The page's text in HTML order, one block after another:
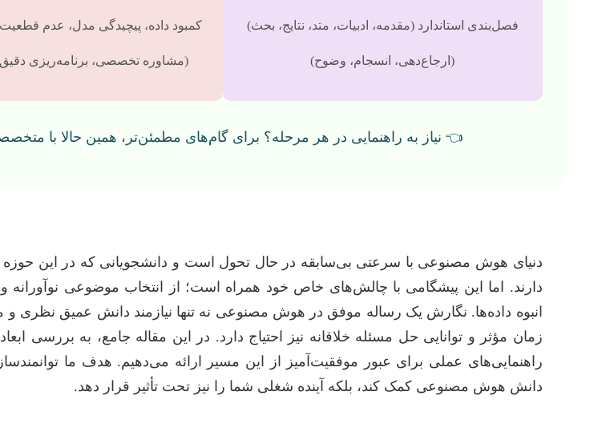
فصل‌بندی استاندارد (مقدمه، ادبیات، متد، نتایج، بحث)
(ارجاع‌دهی، انسجام، وضوح)
کمبود داده، پیچیدگی مدل، عدم
(مشاوره تخصصی، برنامه‌ریزی
👈 نیاز به راهنمایی در هر مرحله؟ برای گام‌های مطمئن‌تر، همین حالا با
دنیای هوش مصنوعی با سرعتی بی‌سابقه در حال تحول است و دانشجویانی که در این حوزه
دارند. اما این پیشگامی با چالش‌های خاص خود همراه است؛ از انتخاب موضوعی نوآورانه
انبوه داده‌ها. نگارش یک رساله موفق در هوش مصنوعی نه تنها نیازمند دانش عمیق نظری و
زمان مؤثر و توانایی حل مسئله خلاقانه نیز احتیاج دارد. در این مقاله جامع، به
راهنمایی‌های عملی برای عبور موفقیت‌آمیز از این مسیر ارائه می‌دهیم. هدف ما
دانش هوش مصنوعی کمک کند، بلکه آینده شغلی شما را نیز تحت تأثیر قرار دهد.